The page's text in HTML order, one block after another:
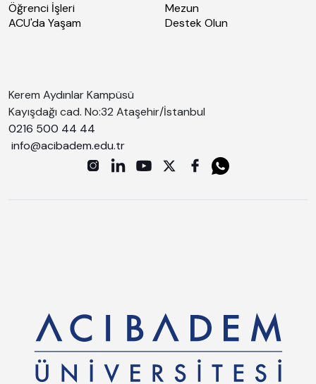
Öğrenci İşleri
ACU'da Yaşam
Mezun
Destek Olun
Kerem Aydınlar Kampüsü
Kayışdağı cad. No:32 Ataşehir/İstanbul
0216 500 44 44
info@acibadem.edu.tr